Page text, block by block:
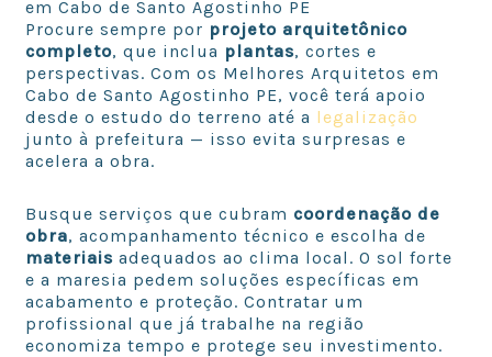
em Cabo de Santo Agostinho PE
Procure sempre por projeto arquitetônico
completo, que inclua plantas, cortes e
perspectivas. Com os Melhores Arquitetos em
Cabo de Santo Agostinho PE, você terá apoio
desde o estudo do terreno até a legalização
junto à prefeitura — isso evita surpresas e
acelera a obra.
Busque serviços que cubram coordenação de
obra, acompanhamento técnico e escolha de
materiais adequados ao clima local. O sol forte
e a maresia pedem soluções específicas em
acabamento e proteção. Contratar um
profissional que já trabalhe na região
economiza tempo e protege seu investimento.